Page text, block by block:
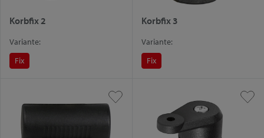
Korbfix 2
Variante:
Fix
Korbfix 3
Variante:
Fix